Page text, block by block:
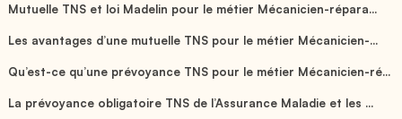
Mutuelle TNS et loi Madelin pour le métier Mécanicien-répara...
Les avantages d’une mutuelle TNS pour le métier Mécanicien-...
Qu’est-ce qu’une prévoyance TNS pour le métier Mécanicien-ré...
La prévoyance obligatoire TNS de l’Assurance Maladie et les ...